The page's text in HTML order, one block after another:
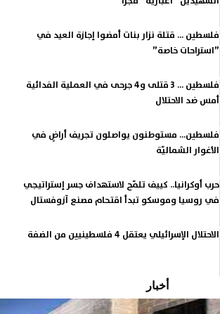
فلسطين ... قتلة نزار بنات أمضوا إجازة العيد في
”استراحات خاصة”
فلسطين ... 3 قتلى و4 جرحى في العملية الفدائية
أمس ضد الاحتلال
فلسطين... مستوطنون يواصلون تجريف أراضٍ في
الأغوار الشماليّة
حرب أوكرانيا.. كييف تلمّح لاستهداف جسر إستراتيجي
في روسيا وموسكو تبدأ اقتحام مصنع آزوفستال
الاحتلال الإسرائيلي يعتقل 4 فلسطينيين من الضفة
أخبار